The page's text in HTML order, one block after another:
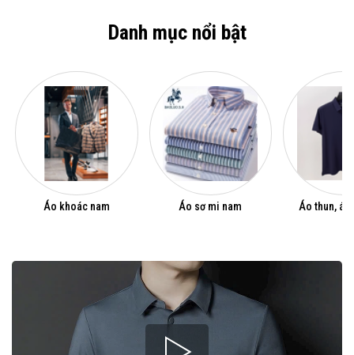
Danh mục nổi bật
Áo khoác nam Áo sơ mi nam Áo thun, áo